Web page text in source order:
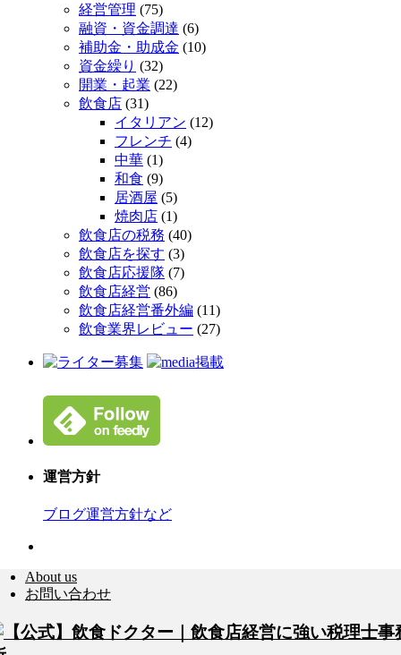
経営管理 (75)
融資・資金調達 (6)
補助金・助成金 (10)
資金繰り (32)
開業・起業 (22)
飲食店 (31)
イタリアン (12)
フレンチ (4)
中華 (1)
和食 (9)
居酒屋 (5)
焼肉店 (1)
飲食店の税務 (40)
飲食店を探す (3)
飲食店応援隊 (7)
飲食店経営 (86)
飲食店経営番外編 (11)
飲食業界レビュー (27)
運営方針
ブログ運営方針など
About us
お問い合わせ